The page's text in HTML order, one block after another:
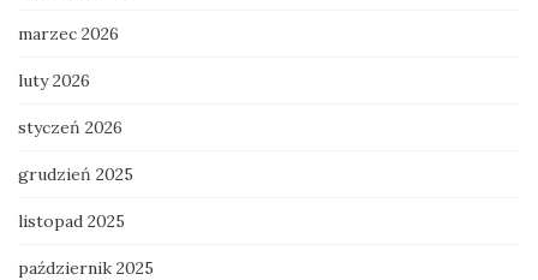
marzec 2026
luty 2026
styczeń 2026
grudzień 2025
listopad 2025
październik 2025